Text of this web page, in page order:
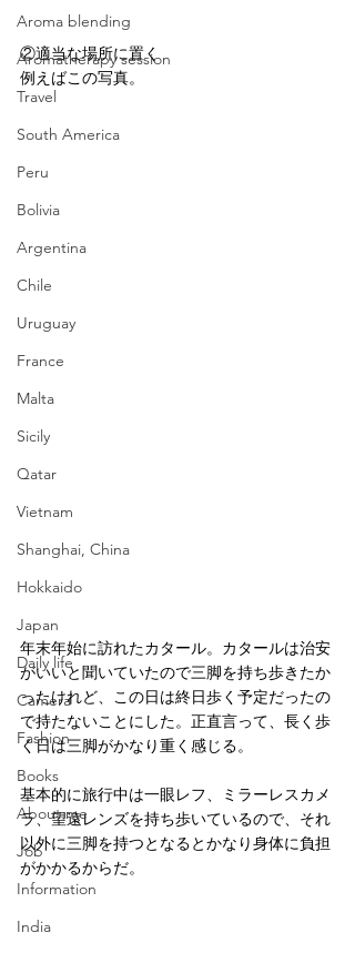
Aroma blending
Aromatherapy session
Travel
South America
Peru
Bolivia
Argentina
Chile
Uruguay
France
Malta
Sicily
Qatar
Vietnam
Shanghai, China
Hokkaido
Japan
Daily life
Camera
Fashion
Books
About me
Job
Information
India
②適当な場所に置く
例えばこの写真。
年末年始に訪れたカタール。カタールは治安
がいいと聞いていたので三脚を持ち歩きたか
ったけれど、この日は終日歩く予定だったの
で持たないことにした。正直言って、長く歩
く日は三脚がかなり重く感じる。
基本的に旅行中は一眼レフ、ミラーレスカメ
ラ、望遠レンズを持ち歩いているので、それ
以外に三脚を持つとなるとかなり身体に負担
がかかるからだ。